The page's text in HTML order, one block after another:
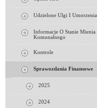
Udzielone Ulgi I Umorzenia
Informacje O Stanie Mienia
Komunalnego
Kontrole
Sprawozdania Finansowe
2025
2024